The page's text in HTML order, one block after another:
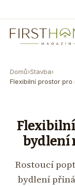
Domů›Stavba›
Flexibilní prostor
bydlení
Rostoucí
bydlení